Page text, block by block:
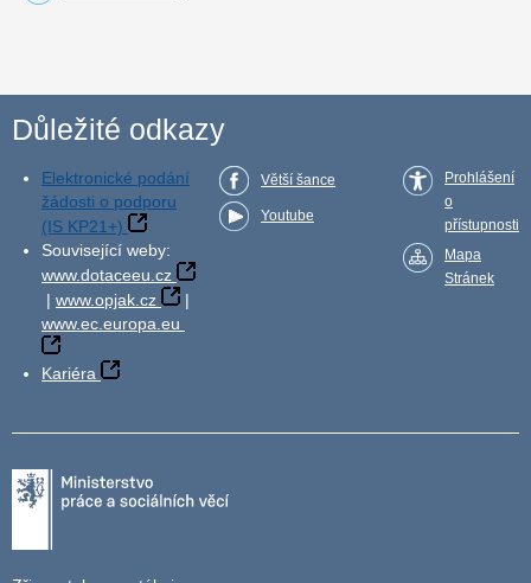
Důležité odkazy
Elektronické podání
žádosti o podporu
(IS KP21+)
Související weby:
www.dotaceeu.cz
| www.opjak.cz
|
www.ec.europa.eu
Kariéra
Větší šance
Youtube
Prohlášení
o
přístupnosti
Mapa
Stránek